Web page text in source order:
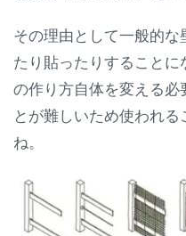
その理由として一般的
たり貼ったりすること
の作り方自体を変える必
とが難しいため使われ
ね。